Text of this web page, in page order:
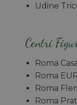
Udine
Centri
Roma
Roma
Roma
Roma